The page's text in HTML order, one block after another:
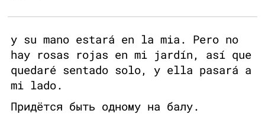
y su mano estará en la mia. Pero no
hay rosas rojas en mi jardín, así que
quedaré sentado solo, y ella pasará a
mi lado.
Придётся быть одному на балу.